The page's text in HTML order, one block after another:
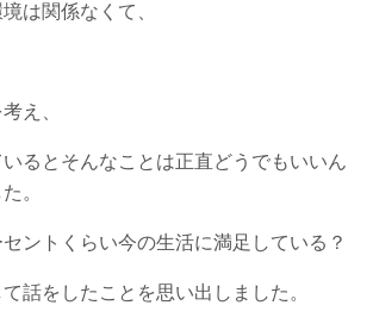
は関係なくて、
え、
るとそんなことは正直どうでもいいん
。
ントくらい今の生活に満足している？
話をしたことを思い出しました。